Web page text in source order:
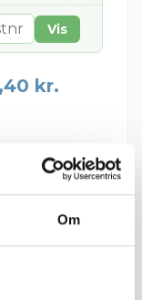
Om
Vis
kr.